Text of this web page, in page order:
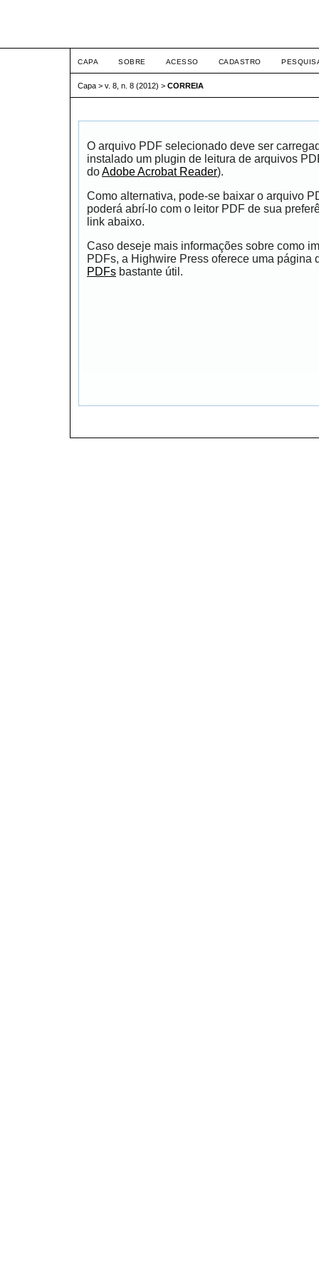
CAPA SOBRE ACESSO CADASTRO
Capa > v. 8, n. 8 (2012) > CORREIA
O arquivo PDF selecionado deve ser
instalado um plugin de leitura de arquivos
doAdobe Acrobat Reader).
Como alternativa, pode-se baixar o arquivo
poderá abrí-lo com o leitor PDF de sua
link abaixo.
Caso deseje mais informações sobre como
PDFs, a Highwire Press oferece uma página
PDFs bastante útil.